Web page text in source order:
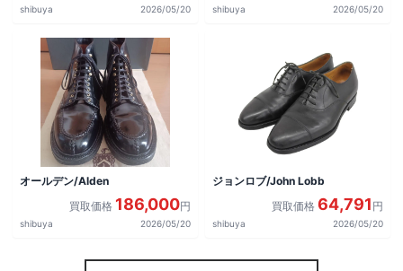
shibuya 2026/05/20 shibuya 2026/05/20
オールデン/Alden
買取価格 186,000円
shibuya 2026/05/20
ジョンロブ/John Lobb
買取価格 64,791 円
shibuya 2026/05/20